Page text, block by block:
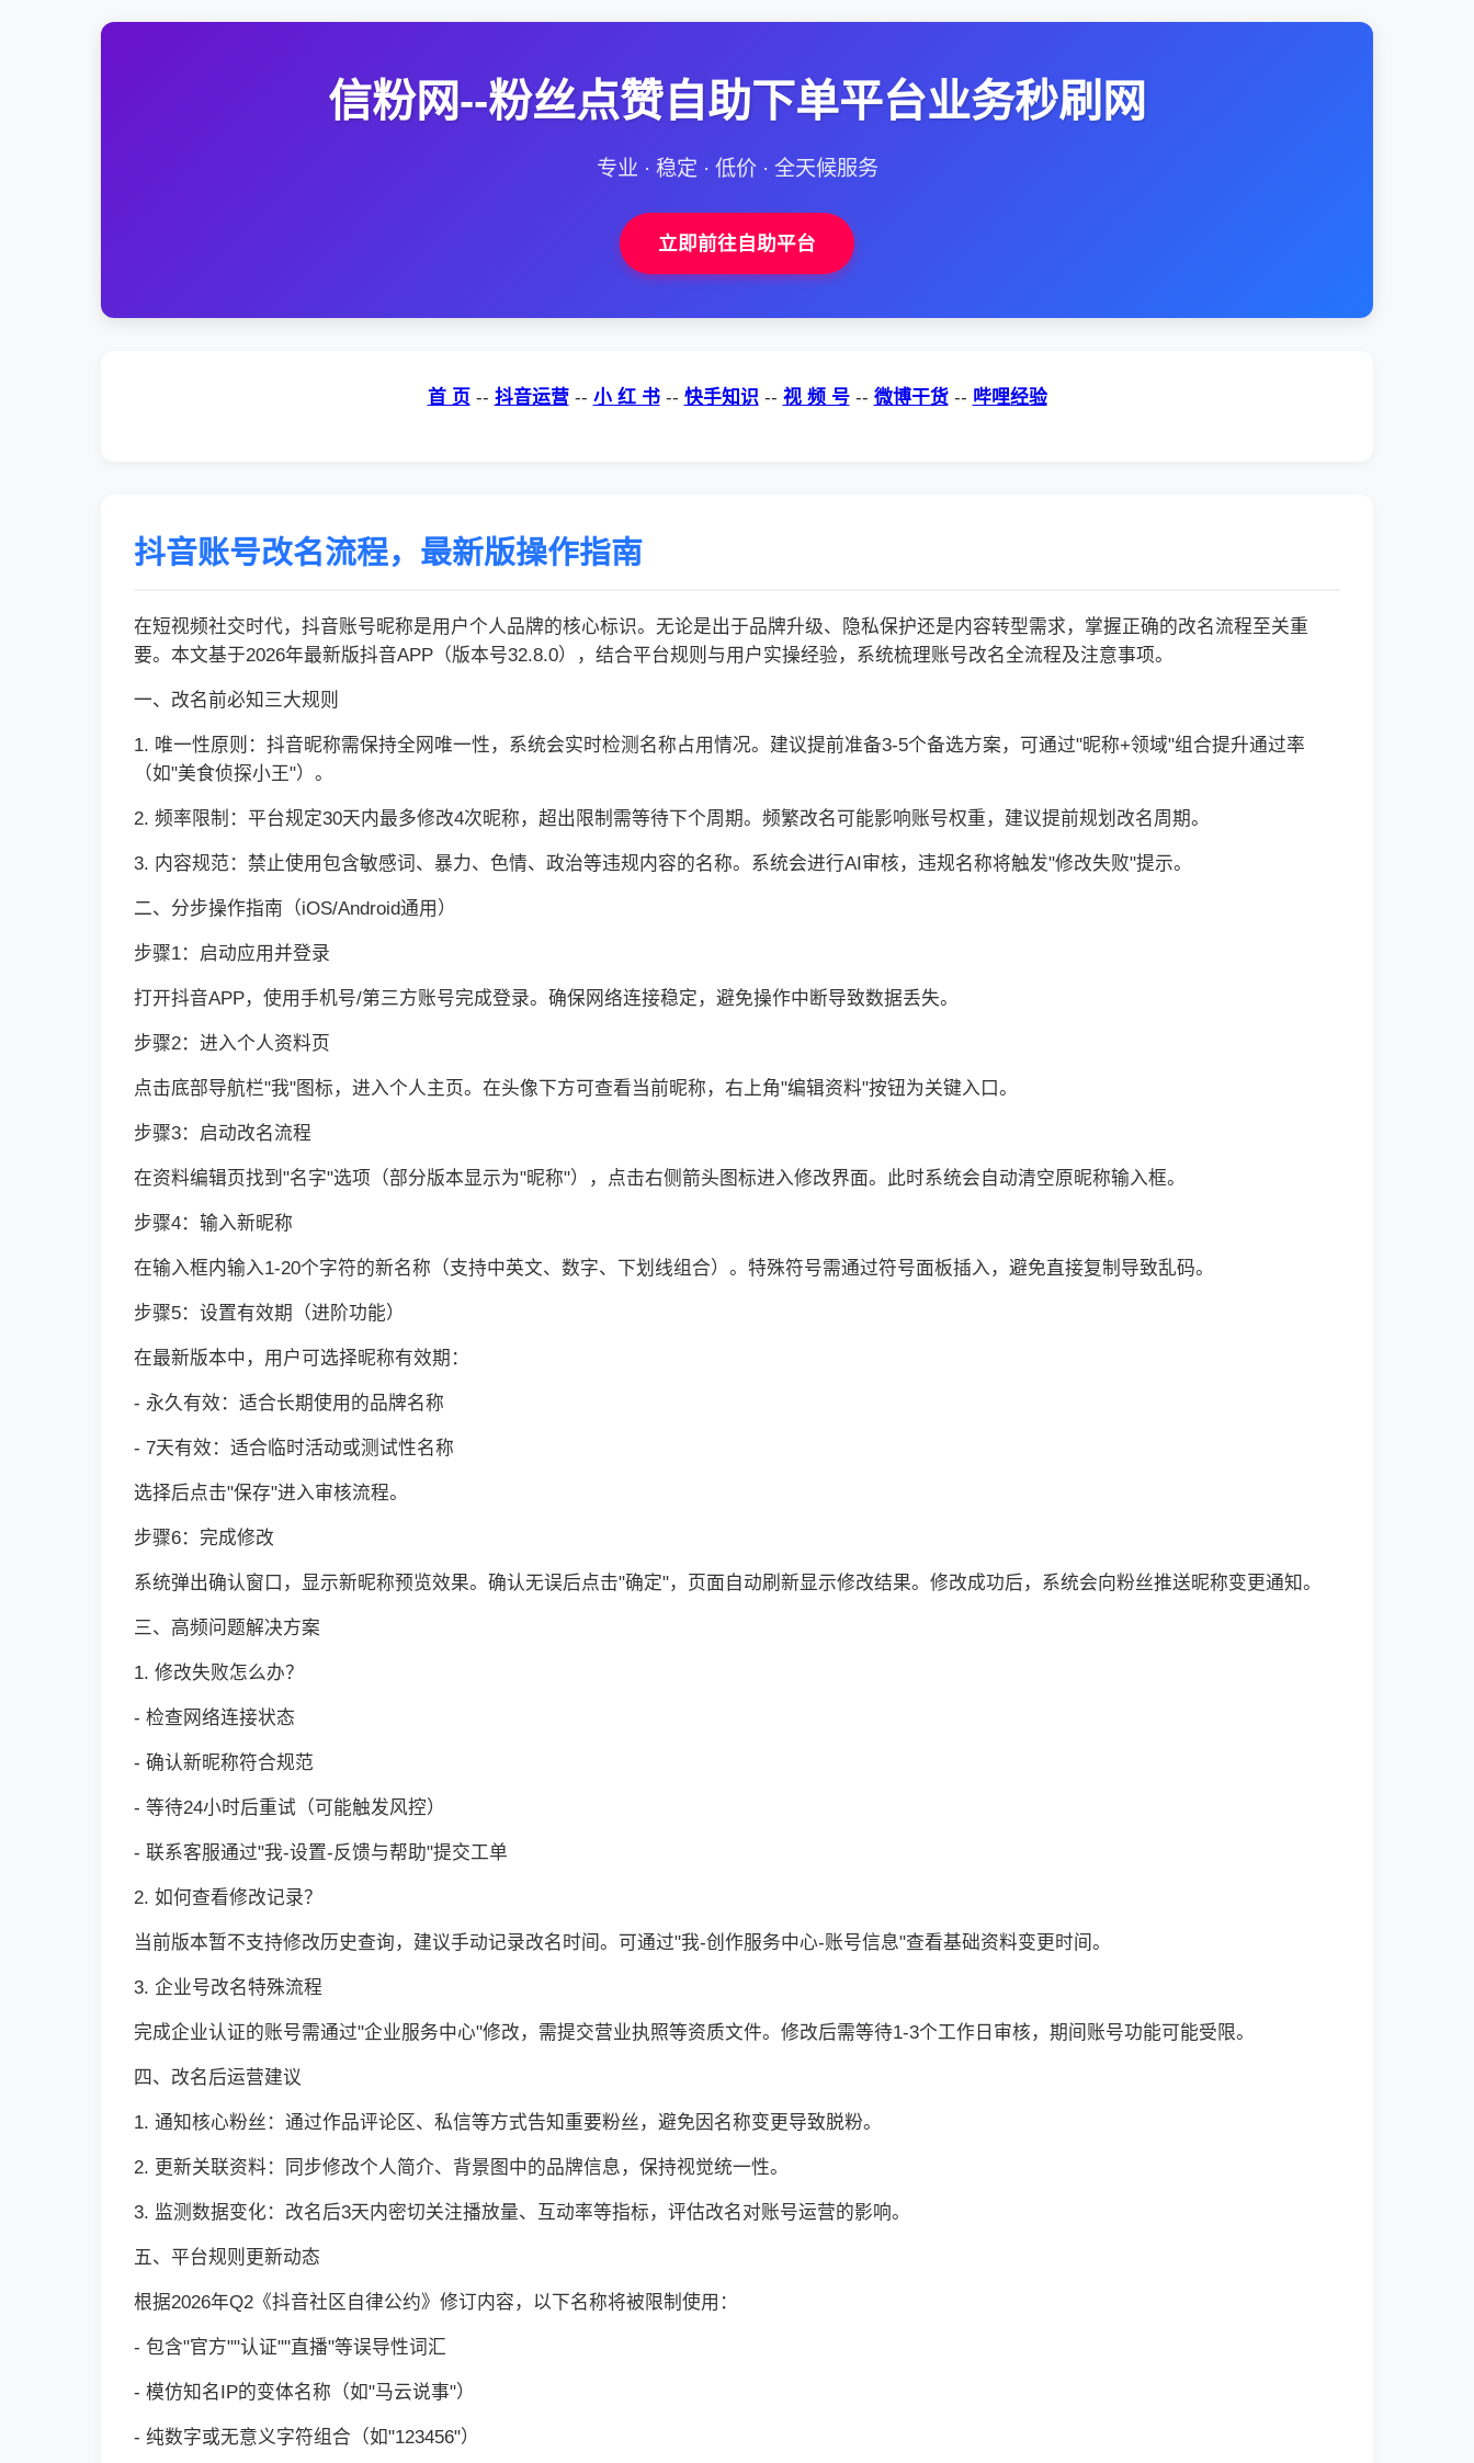
信粉网--粉丝点赞自助下单平台业务秒刷网
专业 · 稳定 · 低价 · 全天候服务
立即前往自助平台
首 页 -- 抖音运营 -- 小 红 书 -- 快手知识 -- 视 频 号 -- 微博干货 -- 哔哩经验
抖音账号改名流程，最新版操作指南
在短视频社交时代，抖音账号昵称是用户个人品牌的核心标识。无论是出于品牌升级、隐私保护还是内容转型需求，掌握正确的改名流程至关重
要。本文基于2026年最新版抖音APP（版本号32.8.0），结合平台规则与用户实操经验，系统梳理账号改名全流程及注意事项。
一、改名前必知三大规则
1. 唯一性原则：抖音昵称需保持全网唯一性，系统会实时检测名称占用情况。建议提前准备3-5个备选方案，可通过"昵称+领域"组合提升通过率
（如"美食侦探小王"）。
2. 频率限制：平台规定30天内最多修改4次昵称，超出限制需等待下个周期。频繁改名可能影响账号权重，建议提前规划改名周期。
3. 内容规范：禁止使用包含敏感词、暴力、色情、政治等违规内容的名称。系统会进行AI审核，违规名称将触发"修改失败"提示。
二、分步操作指南（iOS/Android通用）
步骤1：启动应用并登录
打开抖音APP，使用手机号/第三方账号完成登录。确保网络连接稳定，避免操作中断导致数据丢失。
步骤2：进入个人资料页
点击底部导航栏"我"图标，进入个人主页。在头像下方可查看当前昵称，右上角"编辑资料"按钮为关键入口。
步骤3：启动改名流程
在资料编辑页找到"名字"选项（部分版本显示为"昵称"），点击右侧箭头图标进入修改界面。此时系统会自动清空原昵称输入框。
步骤4：输入新昵称
在输入框内输入1-20个字符的新名称（支持中英文、数字、下划线组合）。特殊符号需通过符号面板插入，避免直接复制导致乱码。
步骤5：设置有效期（进阶功能）
在最新版本中，用户可选择昵称有效期：
- 永久有效：适合长期使用的品牌名称
- 7天有效：适合临时活动或测试性名称
选择后点击"保存"进入审核流程。
步骤6：完成修改
系统弹出确认窗口，显示新昵称预览效果。确认无误后点击"确定"，页面自动刷新显示修改结果。修改成功后，系统会向粉丝推送昵称变更通知。
三、高频问题解决方案
1. 修改失败怎么办？
- 检查网络连接状态
- 确认新昵称符合规范
- 等待24小时后重试（可能触发风控）
- 联系客服通过"我-设置-反馈与帮助"提交工单
2. 如何查看修改记录？
当前版本暂不支持修改历史查询，建议手动记录改名时间。可通过"我-创作服务中心-账号信息"查看基础资料变更时间。
3. 企业号改名特殊流程
完成企业认证的账号需通过"企业服务中心"修改，需提交营业执照等资质文件。修改后需等待1-3个工作日审核，期间账号功能可能受限。
四、改名后运营建议
1. 通知核心粉丝：通过作品评论区、私信等方式告知重要粉丝，避免因名称变更导致脱粉。
2. 更新关联资料：同步修改个人简介、背景图中的品牌信息，保持视觉统一性。
3. 监测数据变化：改名后3天内密切关注播放量、互动率等指标，评估改名对账号运营的影响。
五、平台规则更新动态
根据2026年Q2《抖音社区自律公约》修订内容，以下名称将被限制使用：
- 包含"官方""认证""直播"等误导性词汇
- 模仿知名IP的变体名称（如"马云说事"）
- 纯数字或无意义字符组合（如"123456"）